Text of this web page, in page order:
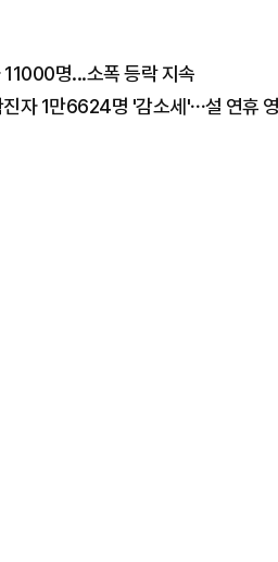
명...소폭 등락 지속
진자 1만6624명 '감소세'⋯설 연휴